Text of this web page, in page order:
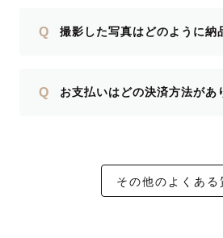
Q 撮影した写真はどのように納
Q お支払いはどの決済方法があ
その他のよくある